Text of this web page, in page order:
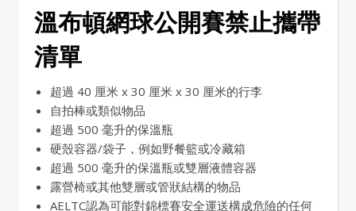
溫布頓網球公開賽禁止攜帶
清單
超過 40 厘米 x 30 厘米 x 30 厘米的行李
自拍棒或類似物品
超過 500 毫升的保溫瓶
硬殼容器/袋子，例如野餐籃或冷藏箱
超過 500 毫升的保溫瓶或雙層液體容器
露營椅或其他雙層或管狀結構的物品
AELTC認為可能對錦標賽安全運送構成危險的任何